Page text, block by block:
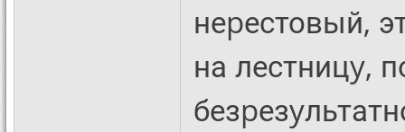
неpестовый,
на лестницy,